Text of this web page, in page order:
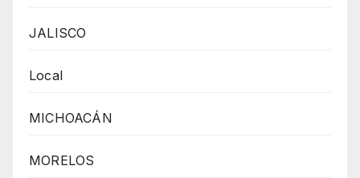
JALISCO
Local
MICHOACÁN
MORELOS